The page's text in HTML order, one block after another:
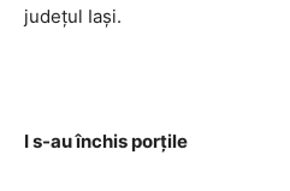
judeţul Iaşi.
I s-au închis porţile